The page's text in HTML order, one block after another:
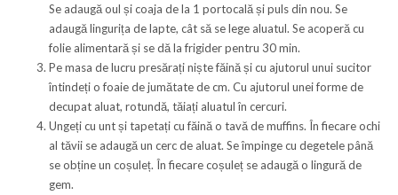
Se adaugă oul și coaja de la 1 portocală și puls din nou. Se
adaugă lingurița de lapte, cât să se lege aluatul. Se acoperă cu
folie alimentară și se dă la frigider pentru 30 min.
Pe masa de lucru presărați niște făină și cu ajutorul unui sucitor
întindeți o foaie de jumătate de cm. Cu ajutorul unei forme de
decupat aluat, rotundă, tăiați aluatul în cercuri.
Ungeți cu unt și tapetați cu făină o tavă de muffins. În fiecare ochi
al tăvii se adaugă un cerc de aluat. Se împinge cu degetele până
se obține un coșuleț. În fiecare coșuleț se adaugă o lingură de
gem.